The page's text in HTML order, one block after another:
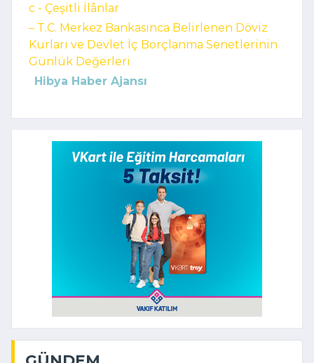
c - Çeşitli İlânlar
– T.C. Merkez Bankasınca Belirlenen Döviz
Kurları ve Devlet İç Borçlanma Senetlerinin
Günlük Değerleri
Hibya Haber Ajansı